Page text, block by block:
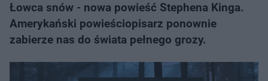
Łowca snów - nowa powieść Stephena Kinga.
Amerykański powieściopisarz ponownie
zabierze nas do świata pełnego grozy.